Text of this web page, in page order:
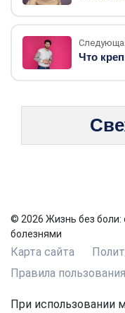
Что
© 2026 Жизнь без боли:
болезнями
Карта сайта
Правила
При использовании